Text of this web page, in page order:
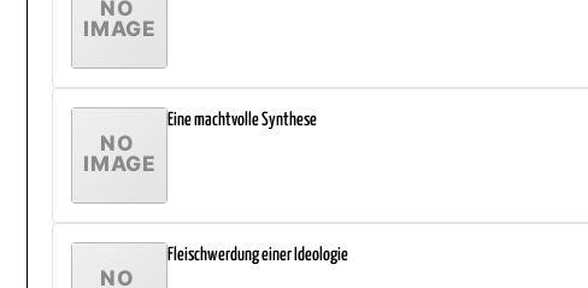
Eine machtvolle Synthese
Fleischwerdung einer Ideologie